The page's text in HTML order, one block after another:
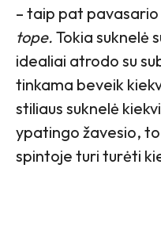
– taip pat pavasario
tope. Tokia suknelė
idealiai atrodo su
tinkama beveik
stiliaus suknelė
ypatingo žavesio,
spintoje turi turėti